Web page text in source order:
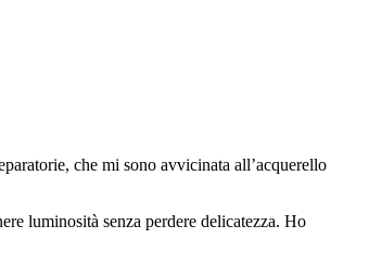
che mi sono avvicinata all’acquerello
luminosità senza perdere delicatezza. Ho